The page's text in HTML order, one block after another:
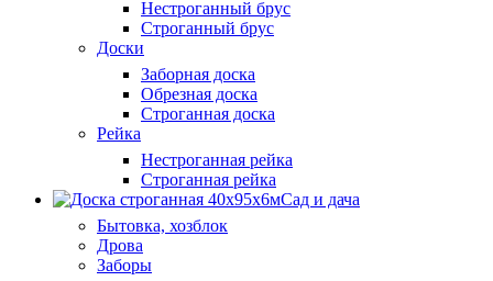
Нестроганный брус
Строганный брус
Доски
Заборная доска
Обрезная доска
Строганная доска
Рейка
Нестроганная рейка
Строганная рейка
Сад и дача
Бытовка, хозблок
Дрова
Заборы